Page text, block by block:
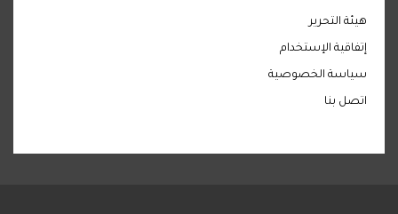
هيئة التحرير
إتفاقية الإستخدام
سياسة الخصوصية
اتصل بنا